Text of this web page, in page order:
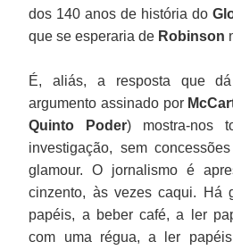
dos 140 anos de história do
que se esperaria de Robinson
É, aliás, a resposta que
argumento assinado por
Quinto Poder) mostra-nos
investigação, sem
glamour. O jornalismo é
cinzento, às vezes caqui. Há
papéis, a beber café, a ler
com uma régua, a ler